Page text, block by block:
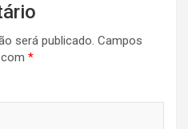
será publicado. Campos
*